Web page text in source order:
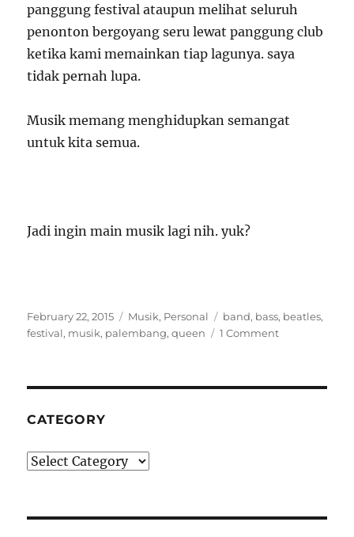
panggung festival ataupun melihat seluruh
penonton bergoyang seru lewat panggung club
ketika kami memainkan tiap lagunya. saya
tidak pernah lupa.
Musik memang menghidupkan semangat
untuk kita semua.
Jadi ingin main musik lagi nih. yuk?
Posted
on
February 22, 2015 Categories
Musik, Personal Tags
band, bass, beatles,
festival, musik, palembang,queen 1 Comment
CATEGORY
Category